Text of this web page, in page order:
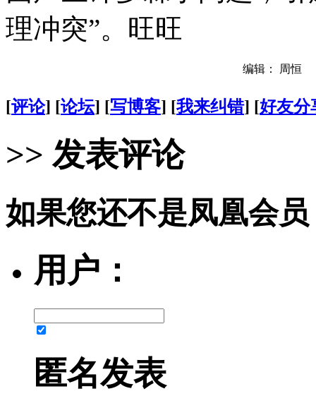
理冲突”。旺旺
编辑： 周恒
[评论] [论坛] [写博客] [我来纠错] [好友分
>> 发表评论
如果您还不是凤凰会
用户：
匿名发表